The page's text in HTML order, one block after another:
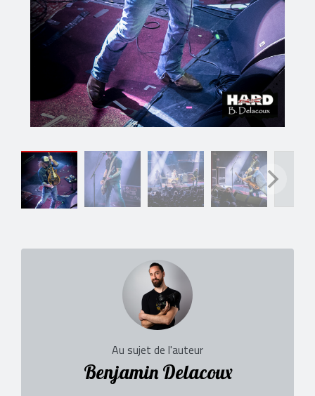
Au sujet de l'auteur
Benjamin Delacoux